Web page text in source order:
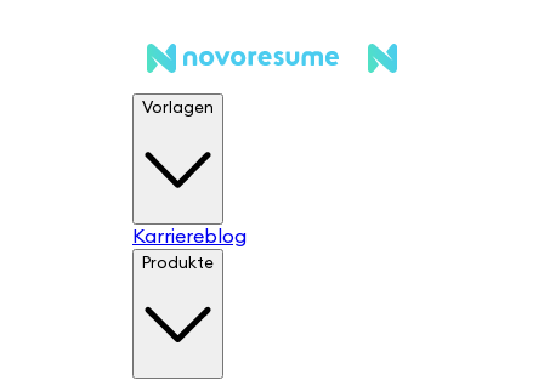
Vorlagen
Karriereblog
Produkte